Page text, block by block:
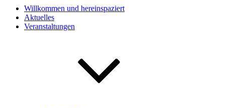
Willkommen und hereinspaziert
Aktuelles
Veranstaltungen